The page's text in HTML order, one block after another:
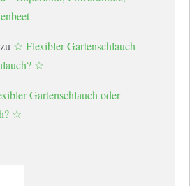
zu ☆ Flexibler Gartenschlauch
☆
Gartenschlauch oder
☆